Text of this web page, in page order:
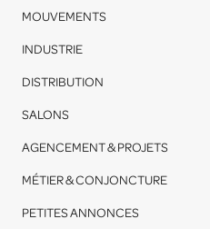
MOUVEMENTS
INDUSTRIE
DISTRIBUTION
SALONS
AGENCEMENT & PROJETS
MÉTIER & CONJONCTURE
PETITES ANNONCES